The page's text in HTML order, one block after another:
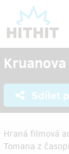
Sdílet
Hraná filmová
Tomana z